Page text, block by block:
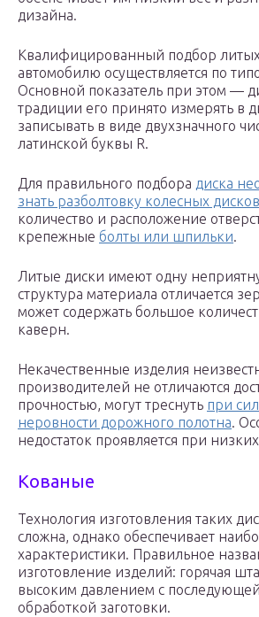
дизайна.
Квалифицированный подбор
автомобилю осуществляется по
Основной показатель при этом —
традиции его принято измерять в
записывать в виде двухзначного
латинской буквы R.
Для правильного подбора диска
знать разболтовку колесных дисков
количество и расположение
крепежные болты или шпильки.
Литые диски имеют одну
структура материала отличается
может содержать большое
каверн.
Некачественные изделия
производителей не отличаются
прочностью, могут треснуть при
неровности дорожного полотна.
недостаток проявляется при
Кованые
Технология изготовления таких
сложна, однако обеспечивает
характеристики. Правильное
изготовление изделий: горячая
высоким давлением с
обработкой заготовки.